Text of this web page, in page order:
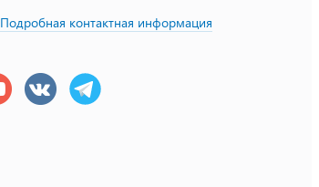
Подробная контактная информация